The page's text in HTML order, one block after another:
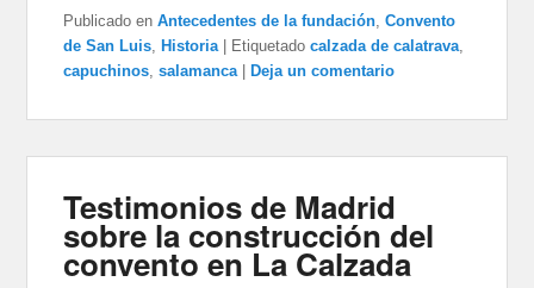
Publicado en Antecedentes de la fundación,Convento
de San Luis, Historia Etiquetado calzada de calatrava,
capuchinos,salamanca Deja un comentario
Testimonios de Madrid
sobre la construcción del
convento en La Calzada